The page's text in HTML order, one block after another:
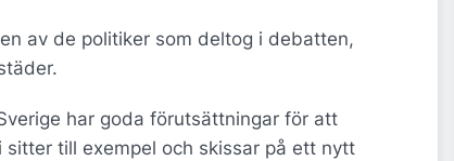
av de politiker som deltog i debatten,
har goda förutsättningar för att
till exempel och skissar på ett nytt